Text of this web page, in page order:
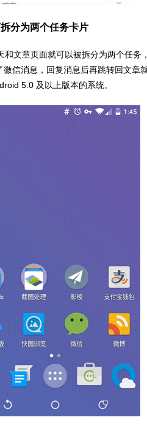
分为两个任务卡片
文章页面就可以被拆分为两个任务
信消息，回复消息后再跳转回文章
5.0 及以上版本的系统。